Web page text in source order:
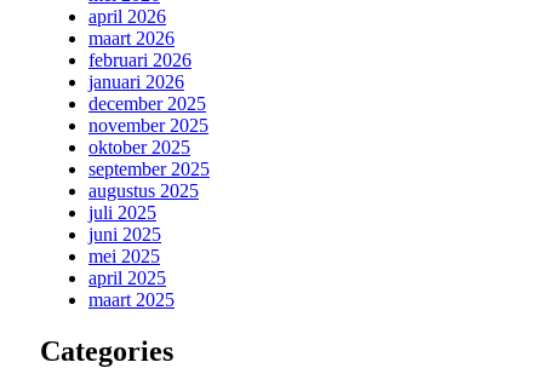
april 2026
maart 2026
februari 2026
januari 2026
december 2025
november 2025
oktober 2025
september 2025
augustus 2025
juli 2025
juni 2025
mei 2025
april 2025
maart 2025
Categories